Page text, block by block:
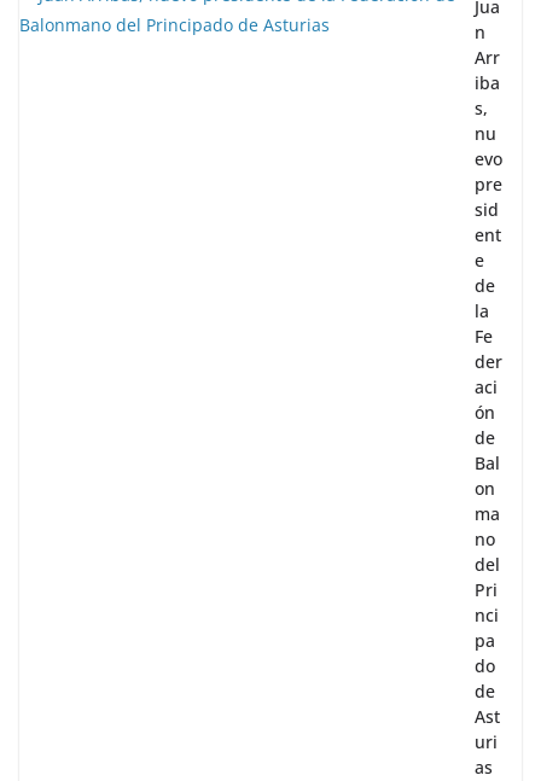
Jua
n
Arr
iba
s,
nu
evo
pre
sid
ent
e
de
la
Fe
der
aci
ón
de
Bal
on
ma
no
del
Pri
nci
pa
do
de
Ast
uri
as